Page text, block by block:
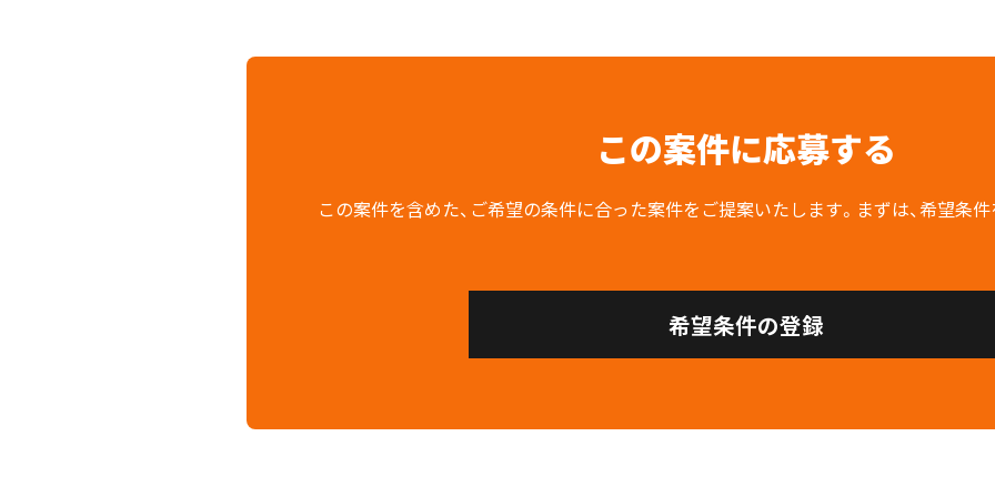
この案件に応募する
この案件を含めた、ご希望の条件に合った案件をご提案いたします。まずは、希望条
希望条件の登録